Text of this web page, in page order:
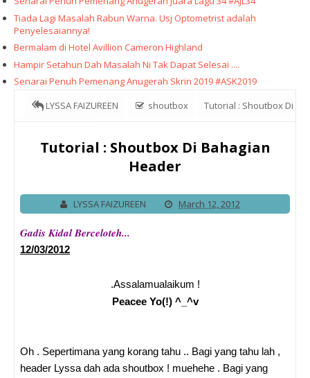
Tiada Lagi Masalah Rabun Warna. Usj Optometrist adalah
Penyelesaiannya!
Bermalam di Hotel Avillion Cameron Highland
Hampir Setahun Dah Masalah Ni Tak Dapat Selesai ....
Senarai Penuh Pemenang Anugerah Skrin 2019 #ASK2019
LYSSA FAIZUREEN
shoutbox Tutorial : Shoutbox Di
Tutorial : Shoutbox Di Bahagian
Header
LYSSA FAIZUREEN March 12, 2012
Gadis Kidal Berceloteh...
12/03/2012
.Assalamualaikum !
Peacee Yo(!) ^_^v
Oh . Sepertimana yang korang tahu .. Bagi yang tahu lah ,
header Lyssa dah ada shoutbox ! muehehe . Bagi yang